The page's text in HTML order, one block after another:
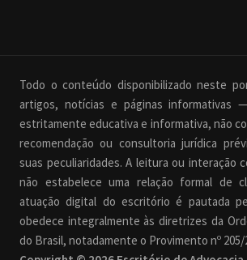
Todo o conteúdo disponibilizado neste
artigos, notícias e páginas informativas
estritamente educativa e informativa, não
recomendação ou consultoria jurídica
suas peculiaridades. A leitura ou interação
não estabelece uma relação formal de
atuação digital do escritório é pautada
obedece integralmente às diretrizes da
do Brasil, notadamente o Provimento nº 205/